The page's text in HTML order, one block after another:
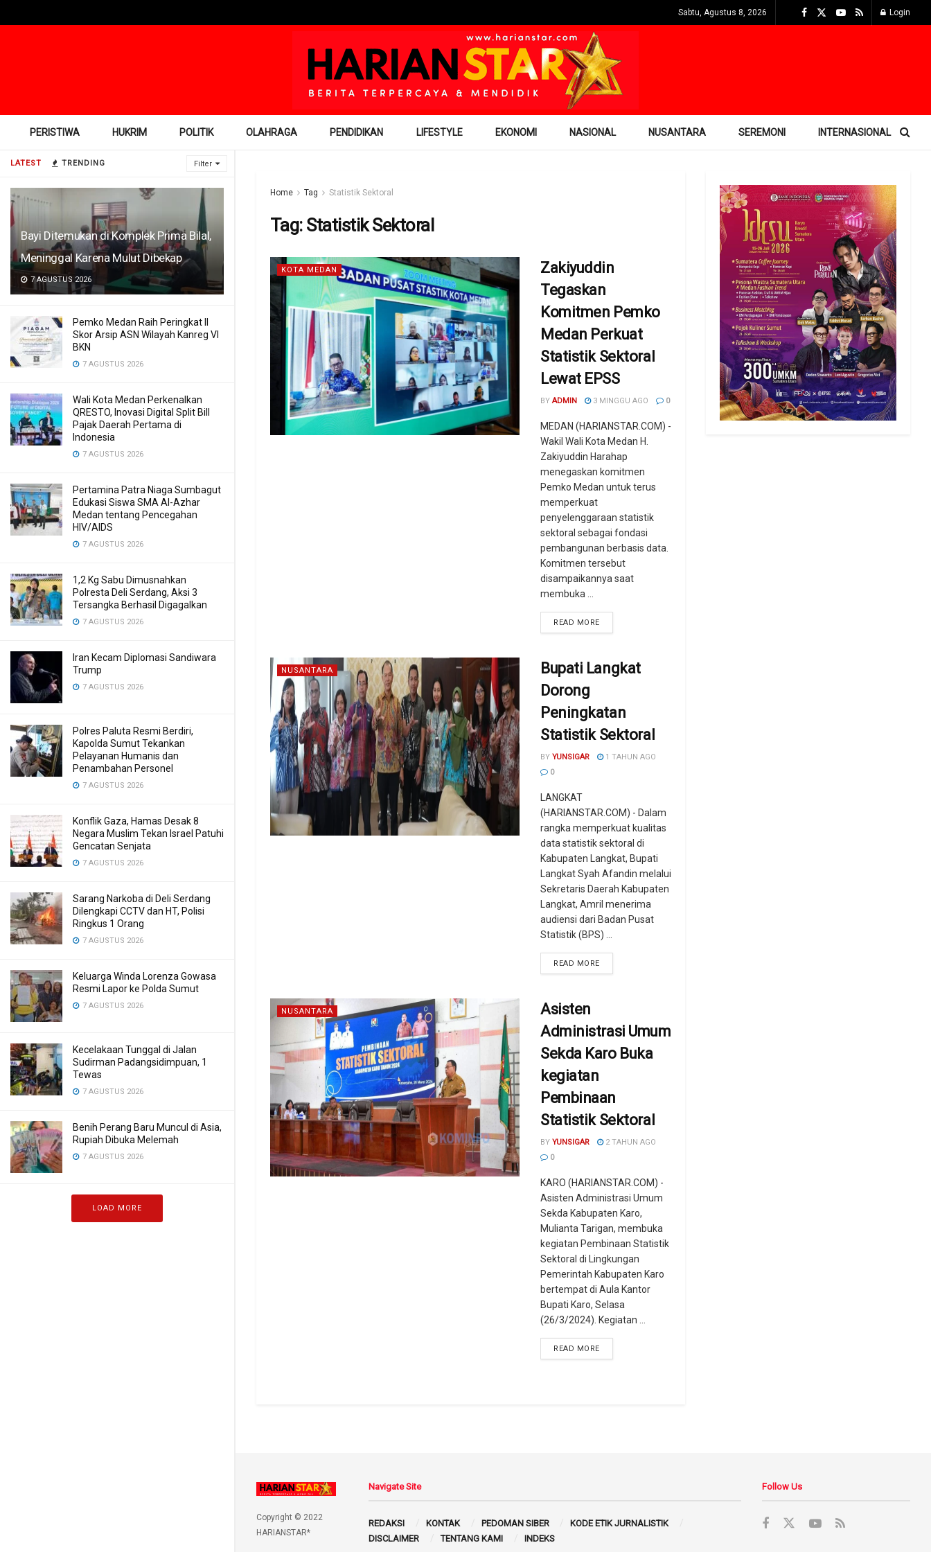
LATEST TRENDING Filter
Bayi Ditemukan di Komplek Prima Bilal,
Meninggal Karena Mulut Dibekap
7 AGUSTUS 2026
Pemko Medan Raih Peringkat II
Skor Arsip ASN Wilayah Kanreg VI
BKN
7 AGUSTUS 2026
Wali Kota Medan Perkenalkan
QRESTO, Inovasi Digital Split Bill
Pajak Daerah Pertama di
Indonesia
7 AGUSTUS 2026
Pertamina Patra Niaga Sumbagut
Edukasi Siswa SMA Al-Azhar
Medan tentang Pencegahan
HIV/AIDS
7 AGUSTUS 2026
1,2 Kg Sabu Dimusnahkan
Polresta Deli Serdang, Aksi 3
Tersangka Berhasil Digagalkan
7 AGUSTUS 2026
Iran Kecam Diplomasi Sandiwara
Trump
7 AGUSTUS 2026
Polres Paluta Resmi Berdiri,
Kapolda Sumut Tekankan
Pelayanan Humanis dan
Penambahan Personel
7 AGUSTUS 2026
Konflik Gaza, Hamas Desak 8
Negara Muslim Tekan Israel Patuhi
Gencatan Senjata
7 AGUSTUS 2026
Sarang Narkoba di Deli Serdang
Dilengkapi CCTV dan HT, Polisi
Ringkus 1 Orang
7 AGUSTUS 2026
Keluarga Winda Lorenza Gowasa
Resmi Lapor ke Polda Sumut
7 AGUSTUS 2026
Kecelakaan Tunggal di Jalan
Sudirman Padangsidimpuan, 1
Tewas
7 AGUSTUS 2026
Benih Perang Baru Muncul di Asia,
Rupiah Dibuka Melemah
7 AGUSTUS 2026
LOAD MORE
Sabtu, Agustus 8, 2026 Login
PERISTIWA HUKRIM POLITIK OLAHRAGA PENDIDIKAN LIFESTYLE EKONOMI NASIONAL NUSANTARA SEREMONI INTERNASIONAL
Home Tag Statistik Sektoral
Tag: Statistik Sektoral
KOTA MEDAN
Zakiyuddin
Tegaskan
Komitmen Pemko
Medan Perkuat
Statistik Sektoral
Lewat EPSS
BY ADMIN 3 MINGGU AGO 0
MEDAN (HARIANSTAR.COM) -
Wakil Wali Kota Medan H.
Zakiyuddin Harahap
menegaskan komitmen
Pemko Medan untuk terus
memperkuat
penyelenggaraan statistik
sektoral sebagai fondasi
pembangunan berbasis data.
Komitmen tersebut
disampaikannya saat
membuka ...
READ MORE
NUSANTARA
Bupati Langkat
Dorong
Peningkatan
Statistik Sektoral
BY YUNSIGAR
1 TAHUN AGO
0
LANGKAT
(HARIANSTAR.COM) - Dalam
rangka memperkuat kualitas
data statistik sektoral di
Kabupaten Langkat, Bupati
Langkat Syah Afandin melalui
Sekretaris Daerah Kabupaten
Langkat, Amril menerima
audiensi dari Badan Pusat
Statistik (BPS) ...
READ MORE
NUSANTARA
Asisten
Administrasi Umum
Sekda Karo Buka
kegiatan
Pembinaan
Statistik Sektoral
BY YUNSIGAR
2 TAHUN AGO
0
KARO (HARIANSTAR.COM) -
Asisten Administrasi Umum
Sekda Kabupaten Karo,
Mulianta Tarigan, membuka
kegiatan Pembinaan Statistik
Sektoral di Lingkungan
Pemerintah Kabupaten Karo
bertempat di Aula Kantor
Bupati Karo, Selasa
(26/3/2024). Kegiatan ...
READ MORE
Copyright © 2022
HARIANSTAR*
Navigate Site
REDAKSI KONTAK PEDOMAN SIBER
KODE ETIK JURNALISTIK
DISCLAIMER
TENTANG KAMI INDEKS
Follow Us